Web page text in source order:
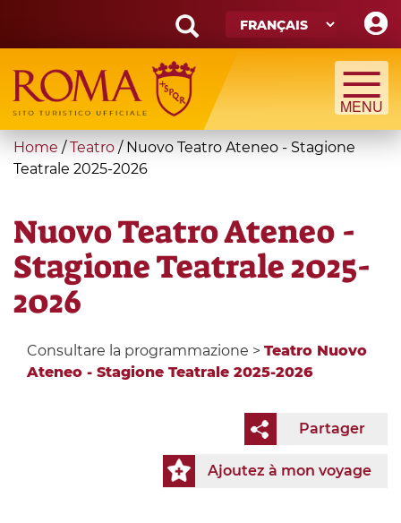
main
content
Search
form
Recherche
You
are
Home / Teatro / Nuovo Teatro Ateneo - Stagione
Teatrale 2025-2026
Nuovo Teatro Ateneo -
Stagione Teatrale 2025-
2026
Consultare la programmazione > Teatro Nuovo
Ateneo - Stagione Teatrale 2025-2026
Partager
Ajoutez à mon voyage